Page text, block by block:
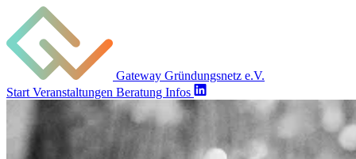
Gateway Gründungsnetz e.V.
Start Veranstaltungen Beratung Infos